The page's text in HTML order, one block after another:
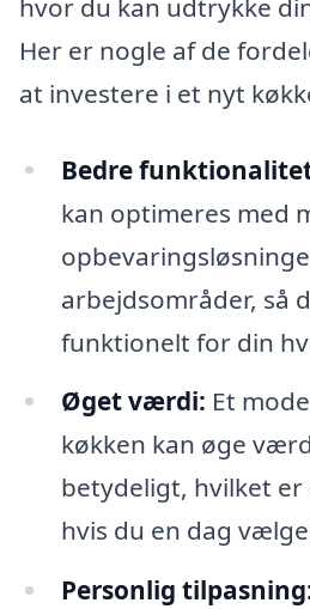
hvor du kan udtrykke
Her er nogle af de
at investere i et nyt
Bedre
kan optimeres med
arbejdsområder, så
funktionelt for din
Øget værdi: Et
køkken kan øge
betydeligt, hvilket
hvis du en dag
Personlig